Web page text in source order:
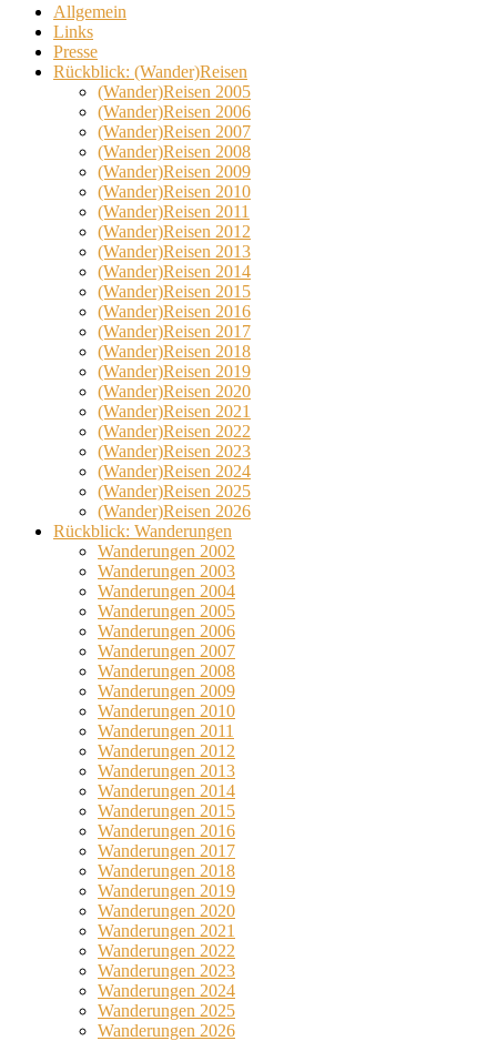
Allgemein
Links
Presse
Rückblick: (Wander)Reisen
(Wander)Reisen 2005
(Wander)Reisen 2006
(Wander)Reisen 2007
(Wander)Reisen 2008
(Wander)Reisen 2009
(Wander)Reisen 2010
(Wander)Reisen 2011
(Wander)Reisen 2012
(Wander)Reisen 2013
(Wander)Reisen 2014
(Wander)Reisen 2015
(Wander)Reisen 2016
(Wander)Reisen 2017
(Wander)Reisen 2018
(Wander)Reisen 2019
(Wander)Reisen 2020
(Wander)Reisen 2021
(Wander)Reisen 2022
(Wander)Reisen 2023
(Wander)Reisen 2024
(Wander)Reisen 2025
(Wander)Reisen 2026
Rückblick: Wanderungen
Wanderungen 2002
Wanderungen 2003
Wanderungen 2004
Wanderungen 2005
Wanderungen 2006
Wanderungen 2007
Wanderungen 2008
Wanderungen 2009
Wanderungen 2010
Wanderungen 2011
Wanderungen 2012
Wanderungen 2013
Wanderungen 2014
Wanderungen 2015
Wanderungen 2016
Wanderungen 2017
Wanderungen 2018
Wanderungen 2019
Wanderungen 2020
Wanderungen 2021
Wanderungen 2022
Wanderungen 2023
Wanderungen 2024
Wanderungen 2025
Wanderungen 2026